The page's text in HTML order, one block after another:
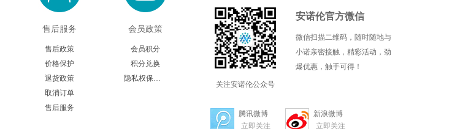
售后服务
售后政策
价格保护
退货政策
取消订单
售后服务
会员政策
会员积分
积分兑换
隐私权保护声明
关注安诺伦公众号
安诺伦官方微信
微信扫描二维码，随时随地与
小诺亲密接触，精彩活动，劲
爆优惠，触手可得！
腾讯微博
立即关注
新浪微博
立即关注